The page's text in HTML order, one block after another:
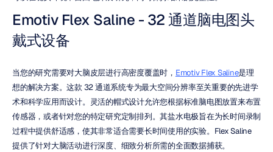
Emotiv Flex Saline - 32 通道脑电图头
戴式设备
当您的研究需要对大脑皮层进行高密度覆盖时， Emotiv Flex Saline是理
想的解决方案。这款 32 通道系统专为最大空间分辨率至关重要的先进学
术和科学应用而设计。灵活的帽式设计允许您根据标准脑电图放置来布置
传感器，或者针对您的特定研究定制排列。其盐水电极旨在为长时间录制
过程中提供舒适感，使其非常适合需要长时间使用的实验。Flex Saline
提供了针对大脑活动进行深度、细致分析所需的全面数据捕获。